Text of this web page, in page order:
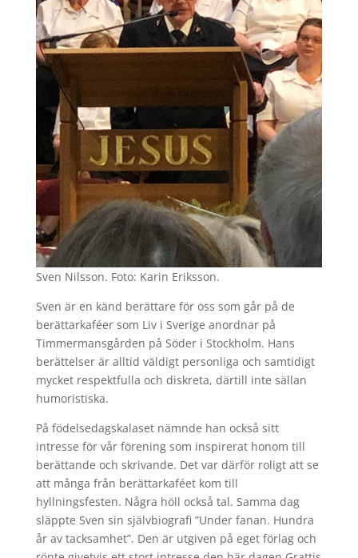
Sven Nilsson. Foto: Karin Eriksson.
Sven är en känd berättare för oss som går på de
berättarkaféer som Liv i Sverige anordnar på
Timmermansgården på Söder i Stockholm. Hans
berättelser är alltid väldigt personliga och samtidigt
mycket respektfulla och diskreta, därtill inte sällan
humoristiska.
På födelsedagskalaset nämnde han också sitt
intresse för vår förening som inspirerat honom till
berättande och skrivande. Det var därför roligt att se
att många från berättarkaféet kom till
hyllningsfesten. Några höll också tal. Samma dag
släppte Sven sin självbiografi ”Under fanan. Hundra
år av tacksamhet”. Den är utgiven på eget förlag och